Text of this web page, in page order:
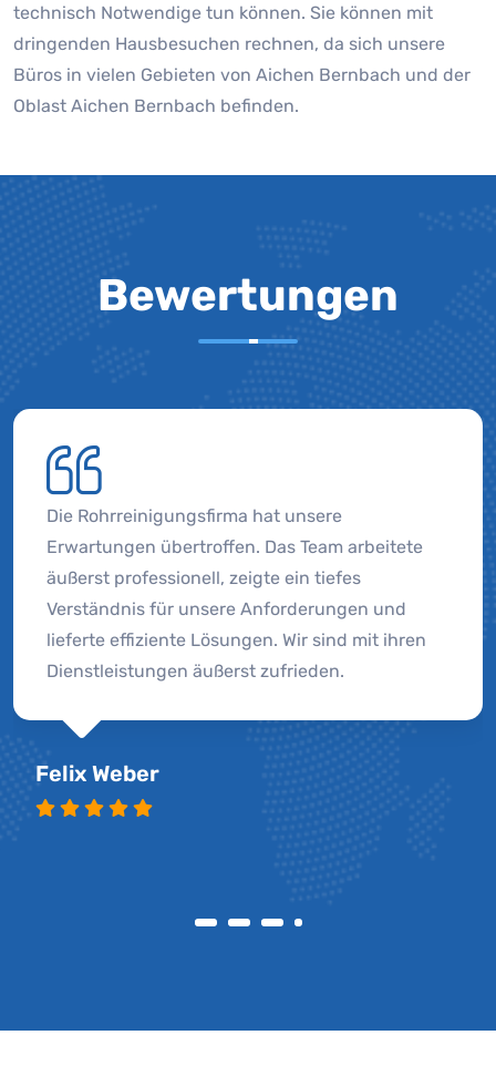
technisch Notwendige tun können. Sie können mit
dringenden Hausbesuchen rechnen, da sich unsere
Büros in vielen Gebieten von Aichen Bernbach und der
Oblast Aichen Bernbach befinden.
Bewertungen
Die Rohrreinigungsfirma hat unsere
Erwartungen übertroffen. Das Team arbeitete
äußerst professionell, zeigte ein tiefes
Verständnis für unsere Anforderungen und
lieferte effiziente Lösungen. Wir sind mit ihren
Dienstleistungen äußerst zufrieden.
Felix Weber